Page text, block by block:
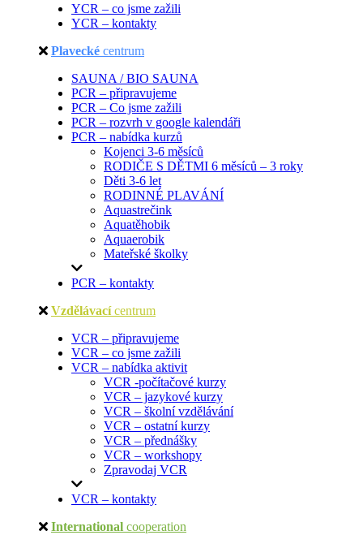
YCR – co jsme zažili
YCR – kontakty
Plavecké centrum
SAUNA / BIO SAUNA
PCR – připravujeme
PCR – Co jsme zažili
PCR – rozvrh v google kalendáři
PCR – nabídka kurzů
Kojenci 3-6 měsíců
RODIČE S DĚTMI 6 měsíců – 3 roky
Děti 3-6 let
RODINNÉ PLAVÁNÍ
Aquastrečink
Aquatěhobik
Aquaerobik
Mateřské školky
PCR – kontakty
Vzdělávací centrum
VCR – připravujeme
VCR – co jsme zažili
VCR – nabídka aktivit
VCR -počítačové kurzy
VCR – jazykové kurzy
VCR – školní vzdělávání
VCR – ostatní kurzy
VCR – přednášky
VCR – workshopy
Zpravodaj VCR
VCR – kontakty
International cooperation